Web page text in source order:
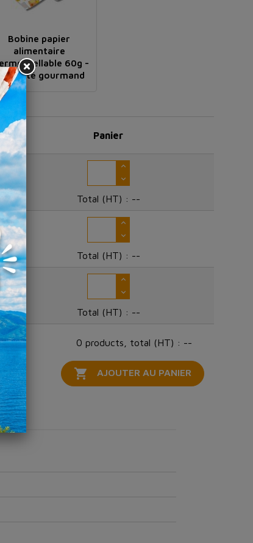
Bobine papier
alimentaire
60g -
été gourmand
Panier
Total (HT) : --
Total (HT) : --
Total (HT) : --
0 products, total (HT) : --
 AJOUTER AU PANIER